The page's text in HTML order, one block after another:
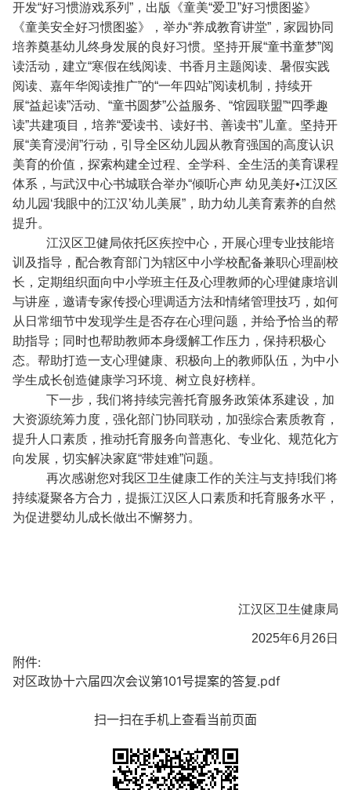
开发“好习惯游戏系列”，出版《童美“爱卫”好习惯图鉴》
《童美安全好习惯图鉴》，举办“养成教育讲堂”，家园协同
培养奠基幼儿终身发展的良好习惯。坚持开展“童书童梦”阅
读活动，建立“寒假在线阅读、书香月主题阅读、暑假实践
阅读、嘉年华阅读推广”的“一年四站”阅读机制，持续开
展“益起读”活动、“童书圆梦”公益服务、“馆园联盟”“四季趣
读”共建项目，培养“爱读书、读好书、善读书”儿童。坚持开
展“美育浸润”行动，引导全区幼儿园从教育强国的高度认识
美育的价值，探索构建全过程、全学科、全生活的美育课程
体系，与武汉中心书城联合举办“倾听心声 幼见美好•江汉区
幼儿园‘我眼中的江汉’幼儿美展”，助力幼儿美育素养的自然
提升。
江汉区卫健局依托区疾控中心，开展心理专业技能培
训及指导，配合教育部门为辖区中小学校配备兼职心理副校
长，定期组织面向中小学班主任及心理教师的心理健康培训
与讲座，邀请专家传授心理调适方法和情绪管理技巧，如何
从日常细节中发现学生是否存在心理问题，并给予恰当的帮
助指导；同时也帮助教师本身缓解工作压力，保持积极心
态。帮助打造一支心理健康、积极向上的教师队伍，为中小
学生成长创造健康学习环境、树立良好榜样。
下一步，我们将持续完善托育服务政策体系建设，加
大资源统筹力度，强化部门协同联动，加强综合素质教育，
提升人口素质，推动托育服务向普惠化、专业化、规范化方
向发展，切实解决家庭“带娃难”问题。
再次感谢您对我区卫生健康工作的关注与支持!我们将
持续凝聚各方合力，提振江汉区人口素质和托育服务水平，
为促进婴幼儿成长做出不懈努力。
江汉区卫生健康局
2025年6月26日
附件:
对区政协十六届四次会议第101号提案的答复.pdf
扫一扫在手机上查看当前页面